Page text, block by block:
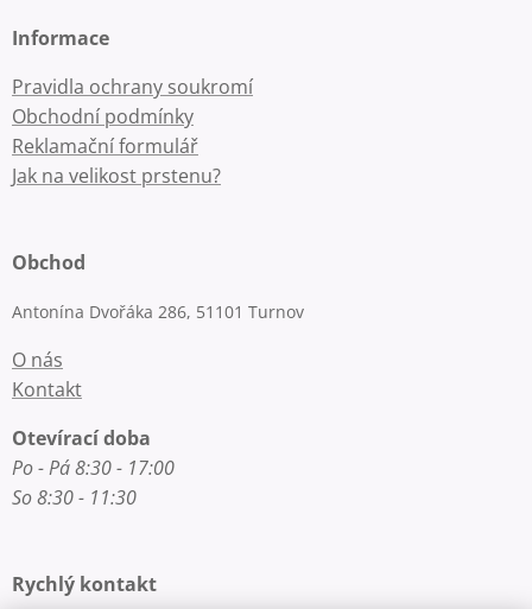
Informace
Pravidla ochrany soukromí
Obchodní podmínky
Reklamační formulář
Jak na velikost prstenu?
Obchod
Antonína Dvořáka 286, 51101 Turnov
O nás
Kontakt
Otevírací doba
Po - Pá 8:30 - 17:00
So 8:30 - 11:30
Rychlý kontakt